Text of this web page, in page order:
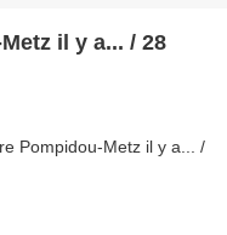
il y a... / 28